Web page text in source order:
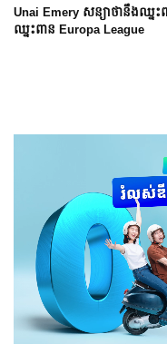
Unai Emery សន្យាថានឹងឈ្នះព
ឈ្នះពាន Europa League